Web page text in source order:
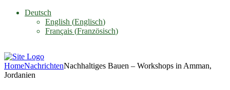
Deutsch
English (Englisch)
Français (Französisch)
HomeNachrichtenNachhaltiges Bauen – Workshops in Amman,
Jordanien